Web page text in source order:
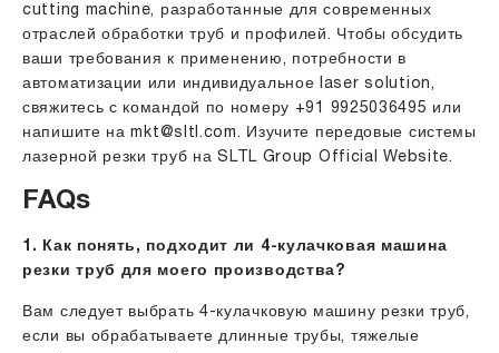
cutting machine, разработанные для современных
отраслей обработки труб и профилей. Чтобы обсудить
ваши требования к применению, потребности в
автоматизации или индивидуальное laser solution,
свяжитесь с командой по номеру +91 9925036495 или
напишите наmkt@sltl.com. Изучите передовые системы
лазерной резки труб наSLTL Group Official Website.
FAQs
1. Как понять, подходит ли 4-кулачковая машина
резки труб для моего производства?
Вам следует выбрать 4-кулачковую машину резки труб,
если вы обрабатываете длинные трубы, тяжелые